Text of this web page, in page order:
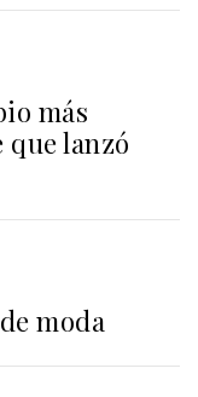
más
que lanzó
moda